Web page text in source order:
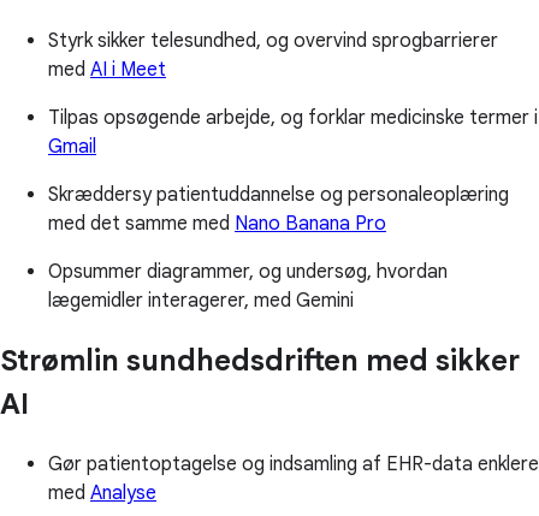
Styrk sikker telesundhed, og overvind sprogbarrierer
med AI i Meet
Tilpas opsøgende arbejde, og forklar medicinske termer i
Gmail
Skræddersy patientuddannelse og personaleoplæring
med det samme med Nano Banana Pro
Opsummer diagrammer, og undersøg, hvordan
lægemidler interagerer, med Gemini
Strømlin sundhedsdriften med sikker
AI
Gør patientoptagelse og indsamling af EHR-data enklere
med Analyse